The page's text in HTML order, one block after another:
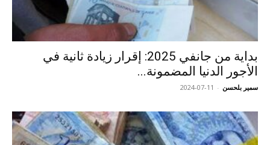
بداية من جانفي 2025: إقرار زيادة ثانية في
الأجور الدنيا المضمونة...
سمير بلحسن -
2024-07-11